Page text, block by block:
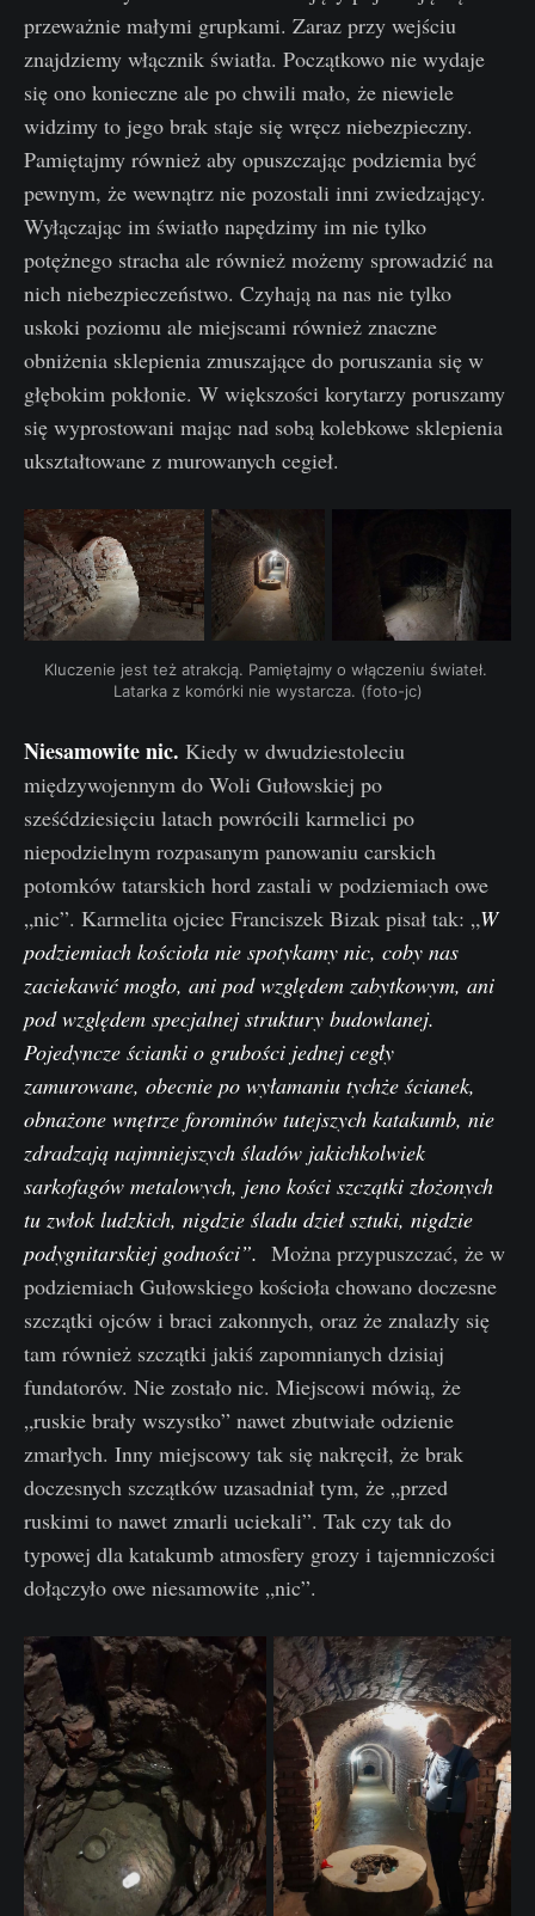
przeważnie małymi grupkami. Zaraz przy wejściu
znajdziemy włącznik światła. Początkowo nie wydaje
się ono konieczne ale po chwili mało, że niewiele
widzimy to jego brak staje się wręcz niebezpieczny.
Pamiętajmy również aby opuszczając podziemia być
pewnym, że wewnątrz nie pozostali inni zwiedzający.
Wyłączając im światło napędzimy im nie tylko
potężnego stracha ale również możemy sprowadzić na
nich niebezpieczeństwo. Czyhają na nas nie tylko
uskoki poziomu ale miejscami również znaczne
obniżenia sklepienia zmuszające do poruszania się w
głębokim pokłonie. W większości korytarzy poruszamy
się wyprostowani mając nad sobą kolebkowe sklepienia
ukształtowane z murowanych cegieł.
Kluczenie jest też atrakcją. Pamiętajmy o włączeniu świateł.
Latarka z komórki nie wystarcza. (foto-jc)
Niesamowite nic. Kiedy w dwudziestoleciu
międzywojennym do Woli Gułowskiej po
sześćdziesięciu latach powrócili karmelici po
niepodzielnym rozpasanym panowaniu carskich
potomków tatarskich hord zastali w podziemiach owe
„nic”. Karmelita ojciec Franciszek Bizak pisał tak: „W
podziemiach kościoła nie spotykamy nic, coby nas
zaciekawić mogło, ani pod względem zabytkowym, ani
pod względem specjalnej struktury budowlanej.
Pojedyncze ścianki o grubości jednej cegły
zamurowane, obecnie po wyłamaniu tychże ścianek,
obnażone wnętrze forominów tutejszych katakumb, nie
zdradzają najmniejszych śladów jakichkolwiek
sarkofagów metalowych, jeno kości szczątki złożonych
tu zwłok ludzkich, nigdzie śladu dzieł sztuki, nigdzie
podygnitarskiej godności”. Można przypuszczać, że w
podziemiach Gułowskiego kościoła chowano doczesne
szczątki ojców i braci zakonnych, oraz że znalazły się
tam również szczątki jakiś zapomnianych dzisiaj
fundatorów. Nie zostało nic. Miejscowi mówią, że
„ruskie brały wszystko” nawet zbutwiałe odzienie
zmarłych. Inny miejscowy tak się nakręcił, że brak
doczesnych szczątków uzasadniał tym, że „przed
ruskimi to nawet zmarli uciekali”. Tak czy tak do
typowej dla katakumb atmosfery grozy i tajemniczości
dołączyło owe niesamowite „nic”.